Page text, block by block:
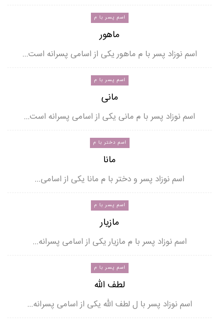
اسم پسر با م
ماهور
اسم نوزاد پسر با م ماهور یکی از اسامی پسرانه است…
اسم پسر با م
مانی
اسم نوزاد پسر با م مانی یکی از اسامی پسرانه است…
اسم دختر با م
مانا
اسم نوزاد پسر و دختر با م مانا یکی از اسامی…
اسم پسر با م
مازیار
اسم نوزاد پسر با م مازیار یکی از اسامی پسرانه…
اسم پسر با م
لطف الله
اسم نوزاد پسر با ل لطف الله یکی از اسامی پسرانه…